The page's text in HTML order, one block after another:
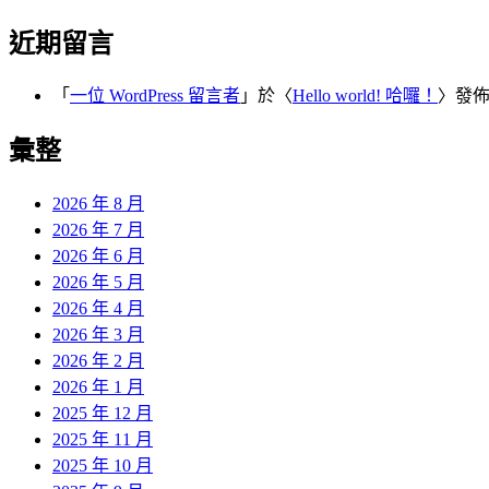
近期留言
「 一位 WordPress 留言者 」於〈Hello world! 哈囉！ 〉發
彙整
2026 年 8 月
2026 年 7 月
2026 年 6 月
2026 年 5 月
2026 年 4 月
2026 年 3 月
2026 年 2 月
2026 年 1 月
2025 年 12 月
2025 年 11 月
2025 年 10 月